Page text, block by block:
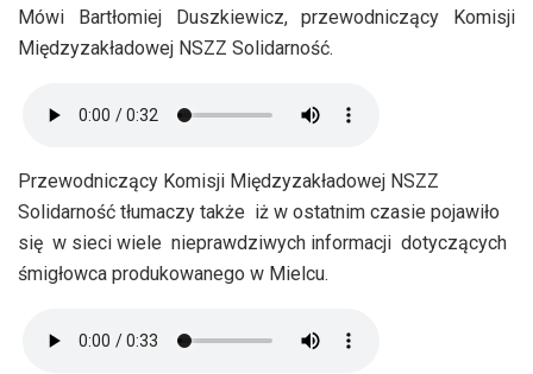
Mówi Bartłomiej Duszkiewicz, przewodniczący Komisji
Międzyzakładowej NSZZ Solidarność.
Przewodniczący Komisji Międzyzakładowej NSZZ
Solidarność tłumaczy także iż w ostatnim czasie pojawiło
się w sieci wiele nieprawdziwych informacji dotyczących
śmigłowca produkowanego w Mielcu.